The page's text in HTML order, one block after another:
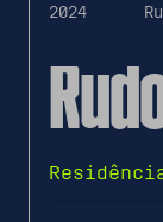
2024